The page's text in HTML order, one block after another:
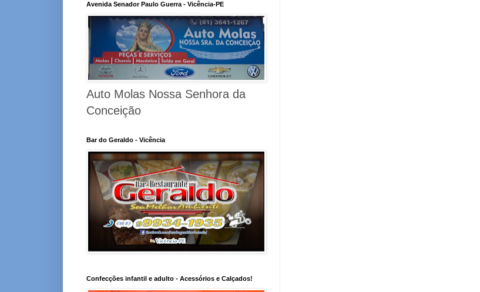
Avenida Senador Paulo Guerra - Vicência-PE
Auto Molas Nossa Senhora da
Conceição
Bar do Geraldo - Vicência
Confecções infantil e adulto - Acessórios e Calçados!